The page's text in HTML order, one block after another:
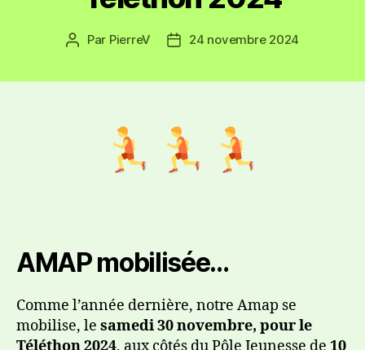
Par PierreV 24 novembre 2024
AMAP mobilisée…
Comme l’année dernière, notre Amap se
mobilise, le samedi 30 novembre, pour le